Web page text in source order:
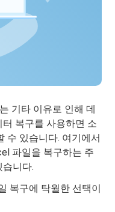
기타 이유로 인해 데
복구를 사용하면 소
수 있습니다. 여기에서
파일을 복구하는 주
니다.
복구에 탁월한 선택이